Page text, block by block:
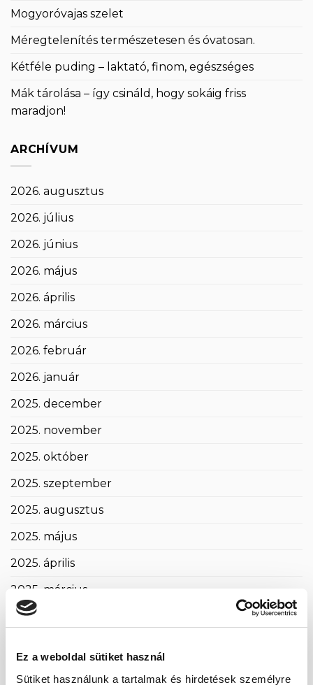
Ez a weboldal sütiket használ
Sütiket használunk a tartalmak és hirdetések személyre
Mogyoróvajas szelet
Méregtelenítés természetesen és óvatosan.
Kétféle puding – laktató, finom, egészséges
Mák tárolása – így csináld, hogy sokáig friss
maradjon!
ARCHÍVUM
2026. augusztus
2026. július
2026. június
2026. május
2026. április
2026. március
2026. február
2026. január
2025. december
2025. november
2025. október
2025. szeptember
2025. augusztus
2025. május
2025. április
2025. március
2025. február